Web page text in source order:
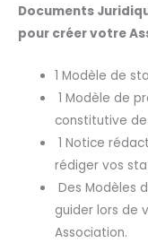
Documents
pour créer votre
1 Modèle de
1 Modèle de
constitutive de
1 Notice
rédiger vos
Des Modèles
guider lors de
Association.